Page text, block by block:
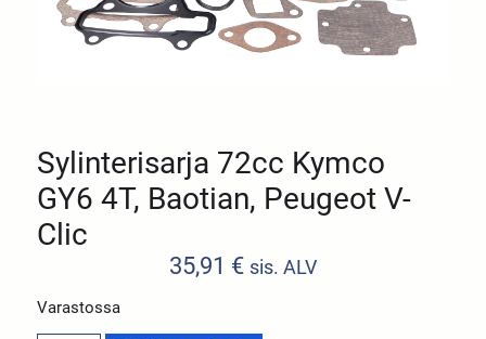
Sylinterisarja 72cc Kymco
GY6 4T, Baotian, Peugeot V-
Clic
35,91 € sis. ALV
Varastossa